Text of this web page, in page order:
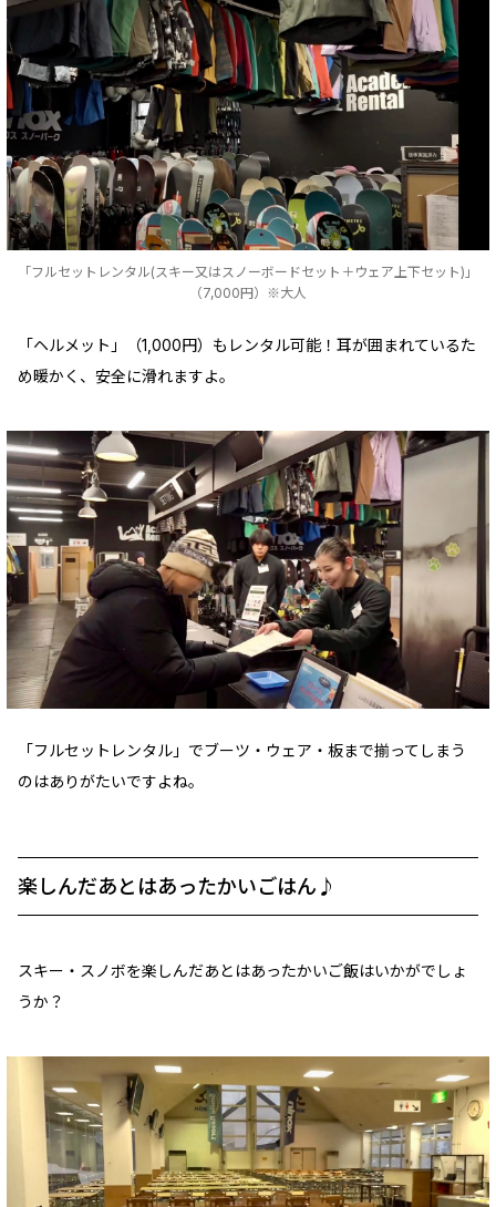
「フルセットレンタル(スキー又はスノーボードセット＋ウェア上下セット)」
（7,000円）※大人
「ヘルメット」（1,000円）もレンタル可能！耳が囲まれているた
め暖かく、安全に滑れますよ。
「フルセットレンタル」でブーツ・ウェア・板まで揃ってしまう
のはありがたいですよね。
楽しんだあとはあったかいごはん♪
スキー・スノボを楽しんだあとはあったかいご飯はいかがでしょ
うか？